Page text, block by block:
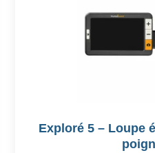
Exploré 5 – Loupe